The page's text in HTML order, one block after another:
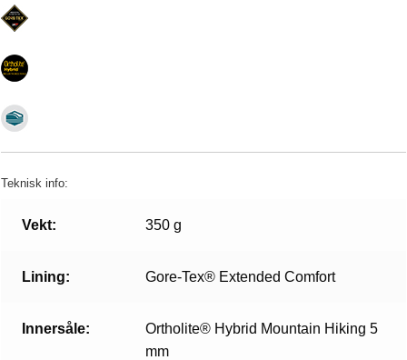
Teknisk info:
Vekt: 350 g
Lining: Gore-Tex® Extended Comfort
Innersåle:
Ortholite® Hybrid Mountain Hiking 5
mm